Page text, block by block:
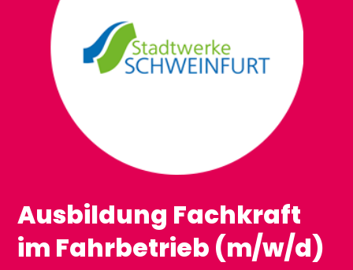
Ausbildung Fachkraft
im Fahrbetrieb (m/w/d)